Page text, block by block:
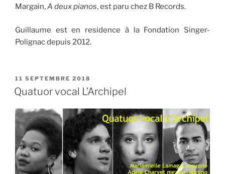
Margain,A deux pianos, est paru chez B Records.
Guillaume est en residence à la Fondation Singer-
Polignac depuis 2012.
PUBLIÉ
LE
11 SEPTEMBRE 2018
Quatuor vocal L’Archipel